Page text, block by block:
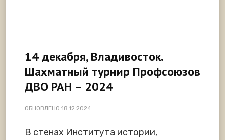
14 декабря, Владивосток.
Шахматный турнир Профсоюзов
ДВО РАН – 2024
ОБНОВЛЕНО 18.12.2024
В стенах Института истории,